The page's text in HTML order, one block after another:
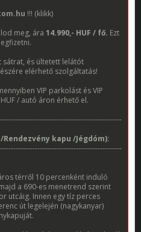
!!! (klikk)
meg, ára 14.990,- HUF / fő. Ezt
sátrat, és ültetett lelátót
elérhető szolgáltatás!
VIP parkolást és VIP
/ autó áron érhető el.
kapu /Jégdóm):
térről 10 percenként induló
a 690-es menetrend szerint
utcáig. Innen egy tíz perces
út legelején (nagykanyar)